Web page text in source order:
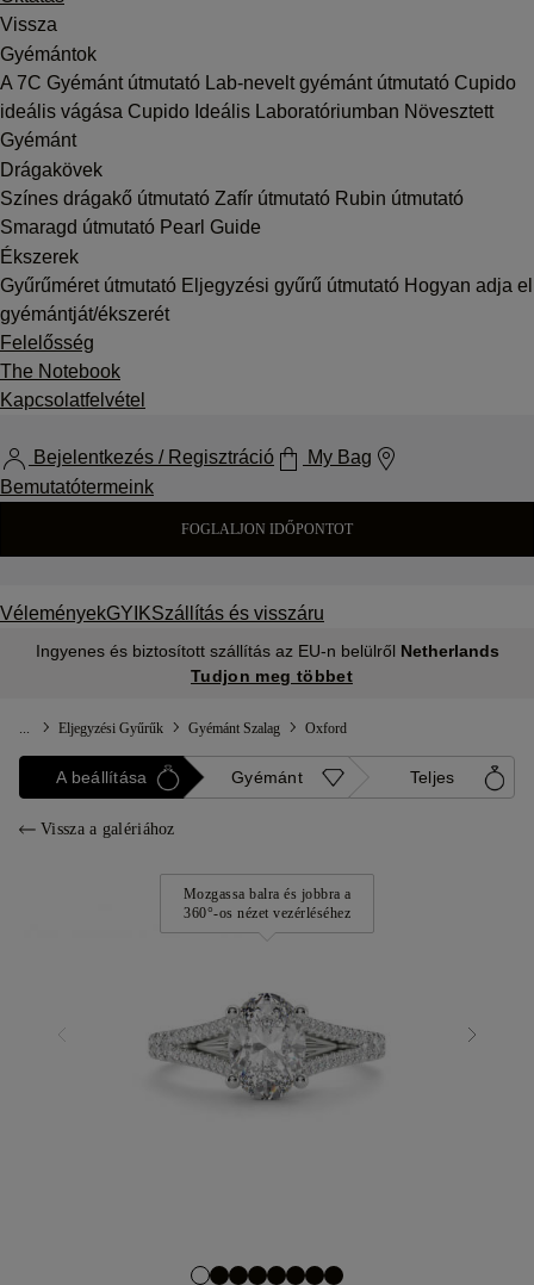
Vissza
Gyémántok
A 7C Gyémánt útmutató Lab-nevelt gyémánt útmutató Cupido
ideális vágása Cupido Ideális Laboratóriumban Növesztett
Gyémánt
Drágakövek
Színes drágakő útmutató Zafír útmutató Rubin útmutató
Smaragd útmutató Pearl Guide
Ékszerek
Gyűrűméret útmutató Eljegyzési gyűrű útmutató Hogyan adja el
gyémántját/ékszerét
Felelősség
The Notebook
Kapcsolatfelvétel
Bejelentkezés / Regisztráció
My Bag
Bemutatótermeink
FOGLALJON IDŐPONTOT
VéleményekGYIKSzállítás és visszáru
Ingyenes és biztosított szállítás az EU-n belülről Netherlands
Tudjon meg többet
Eljegyzési Gyűrűk Gyémánt Szalag Oxford
A beállítása Gyémánt Teljes
Vissza a galériához
Mozgassa balra és jobbra a
360°-os nézet vezérléséhez